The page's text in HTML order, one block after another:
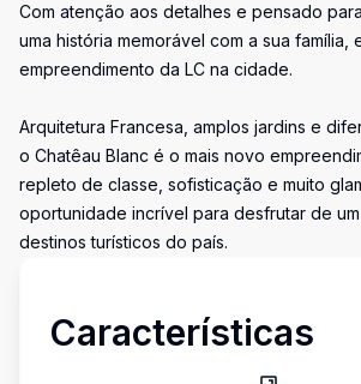
Com atenção aos detalhes e pensado
uma história memorável com a sua família,
empreendimento da LC na cidade.
Arquitetura Francesa, amplos jardins e
o Chatêau Blanc é o mais novo
repleto de classe, sofisticação e muito
oportunidade incrível para desfrutar de
destinos turísticos do país.
Características